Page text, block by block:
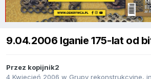
9.04.2006 Iganie 175-lat od
Przez kopijnik2
4 Kwiecień 2006 w Grupy rekonstrukcyjne,